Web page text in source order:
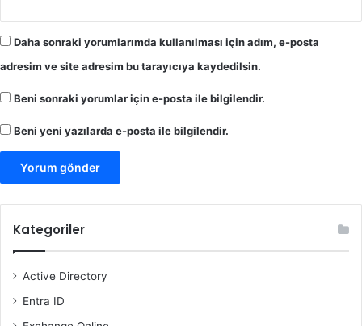
Daha sonraki yorumlarımda kullanılması için adım, e-posta
adresim ve site adresim bu tarayıcıya kaydedilsin.
Beni sonraki yorumlar için e-posta ile bilgilendir.
Beni yeni yazılarda e-posta ile bilgilendir.
Kategoriler
Active Directory
Entra ID